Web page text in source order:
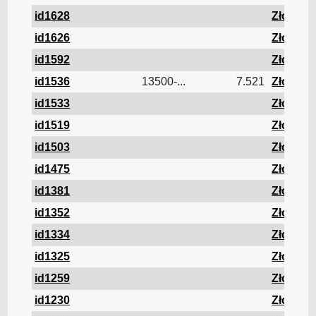
id1628
Złom
id1626
Złom
id1592
Złom
id1536
13500-... 7.521
Złom
id1533
Złom
id1519
Złom
id1503
Złom
id1475
Złom
id1381
Złom
id1352
Złom
id1334
Złom
id1325
Złom
id1259
Złom
id1230
Złom